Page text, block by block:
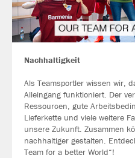
Nachhaltigkeit
Als Teamsportler wissen wir,
Alleingang funktioniert. Der
Ressourcen, gute
Lieferkette und viele weitere
unsere Zukunft. Zusammen
nachhaltiger gestalten.
Team for a better World“!